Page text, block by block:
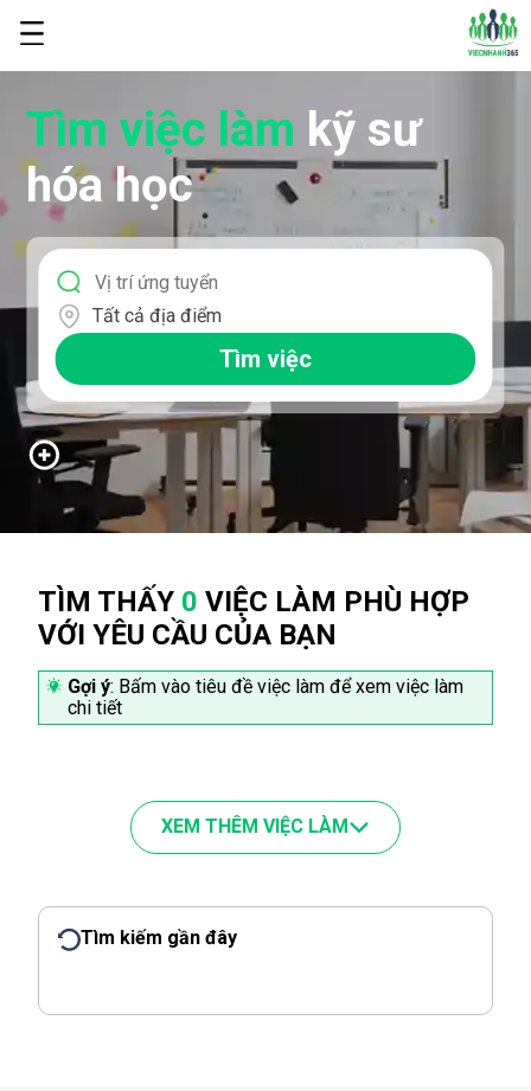
Tìm việc làm kỹ sư
hóa học
Tất cả địa điểm
Tìm việc
TÌM THẤY 0 VIỆC LÀM PHÙ HỢP
VỚI YÊU CẦU CỦA BẠN
Gợi ý: Bấm vào tiêu đề việc làm để xem việc làm
chi tiết
XEM THÊM VIỆC LÀM
Tìm kiếm gần đây